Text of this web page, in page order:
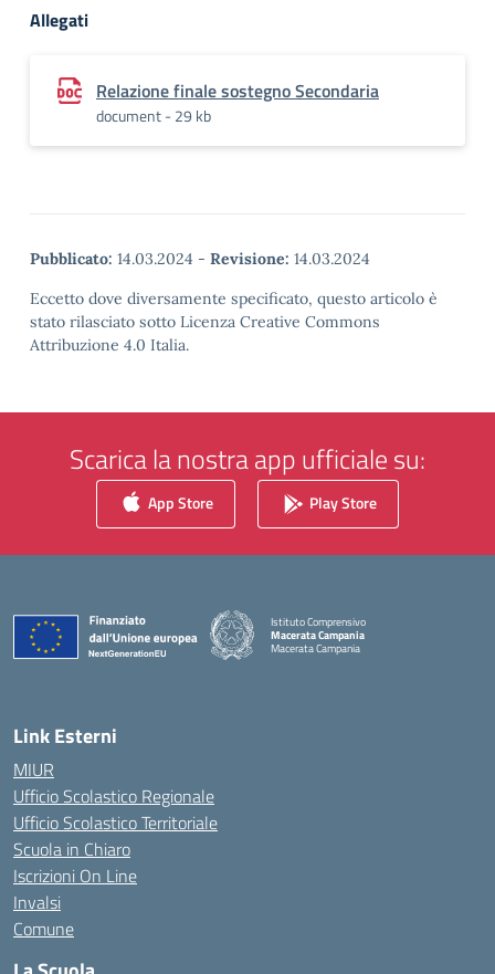
Allegati
Relazione finale sostegno Secondaria
document - 29 kb
Pubblicato: 14.03.2024 - Revisione: 14.03.2024
Eccetto dove diversamente specificato, questo articolo è
stato rilasciato sotto Licenza Creative Commons
Attribuzione 4.0 Italia.
Scarica la nostra app ufficiale su:
App Store Play Store
Istituto Comprensivo
Macerata Campania
Macerata Campania
— Visita la pagina iniziale della scuola
Link Esterni
MIUR
Ufficio Scolastico Regionale
Ufficio Scolastico Territoriale
Scuola in Chiaro
Iscrizioni On Line
Invalsi
Comune